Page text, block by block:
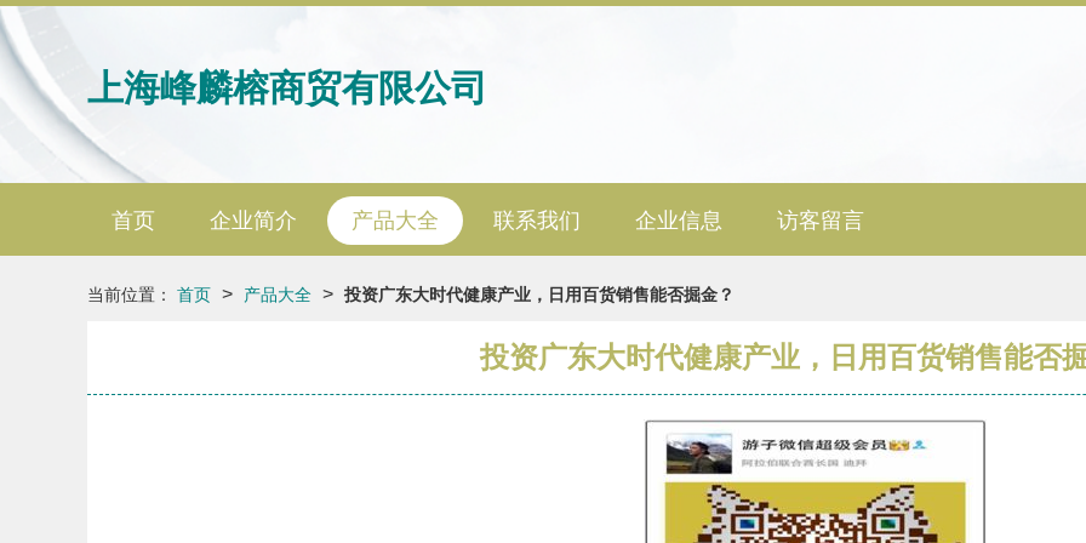
上海峰麟榕商贸有限公司
首页 企业简介 产品大全 联系我们 企业信息 访客留言
当前位置： 首页 > 产品大全 > 投资广东大时代健康产业，日用百货销售能否掘金？
投资广东大时代健康产业，日用百货销售能否